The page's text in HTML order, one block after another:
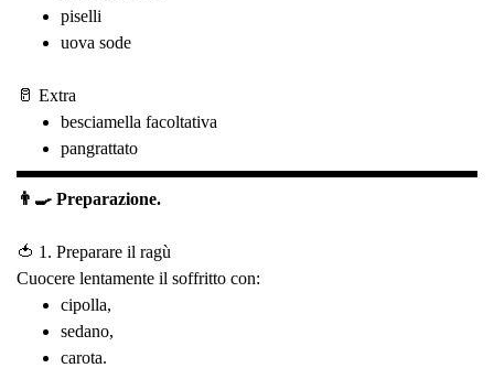
piselli
uova sode
🥛 Extra
besciamella facoltativa
pangrattato
👨‍🍳 Preparazione.
🍅 1. Preparare il ragù
Cuocere lentamente il soffritto con:
cipolla,
sedano,
carota.